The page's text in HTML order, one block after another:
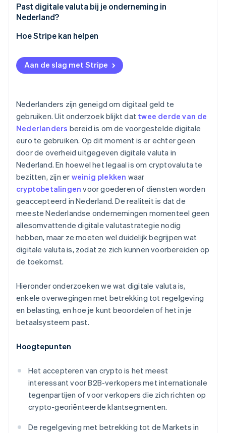
Regelgeving
Operationeel
Past digitale valuta bij je onderneming in
Nederland?
Hoe Stripe kan helpen
Aan de slag met Stripe
Nederlanders zijn geneigd om digitaal geld te
gebruiken. Uit onderzoek blijkt dat twee derde van de
Nederlanders bereid is om de voorgestelde digitale
euro te gebruiken. Op dit moment is er echter geen
door de overheid uitgegeven digitale valuta in
Nederland. En hoewel het legaal is om cryptovaluta te
bezitten, zijn er weinig plekken waar
cryptobetalingen voor goederen of diensten worden
geaccepteerd in Nederland. De realiteit is dat de
meeste Nederlandse ondernemingen momenteel geen
allesomvattende digitale valutastrategie nodig
hebben, maar ze moeten wel duidelijk begrijpen wat
digitale valuta is, zodat ze zich kunnen voorbereiden op
de toekomst.
Hieronder onderzoeken we wat digitale valuta is,
enkele overwegingen met betrekking tot regelgeving
en belasting, en hoe je kunt beoordelen of het in je
betaalsysteem past.
Hoogtepunten
Het accepteren van crypto is het meest
interessant voor B2B-verkopers met internationale
tegenpartijen of voor verkopers die zich richten op
crypto-georiënteerde klantsegmenten.
De regelgeving met betrekking tot de Markets in